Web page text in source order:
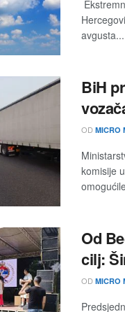
avgusta...
BiH
OD MICRO
komisije
Od
cilj:
OD MICRO